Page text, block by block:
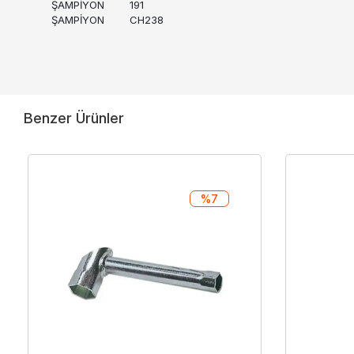
ŞAMPİYON 191
ŞAMPİYON CH238
Benzer Ürünler
%7